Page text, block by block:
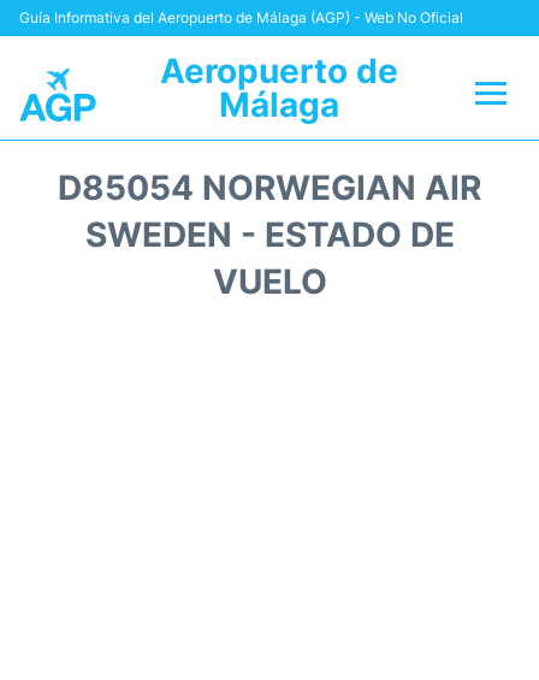
Guía Informativa del Aeropuerto de Málaga (AGP) - Web No Oficial
Aeropuerto de
Málaga
D85054 NORWEGIAN AIR
SWEDEN - ESTADO DE
VUELO